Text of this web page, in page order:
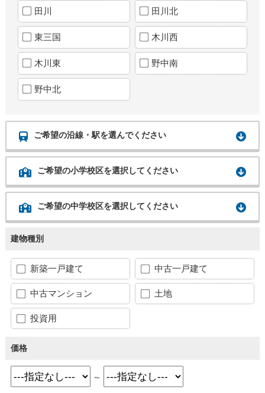
田川 田川北
東三国 木川西
木川東 野中南
野中北
ご希望の沿線・駅を選んでください
ご希望の小学校区を選択してください
ご希望の中学校区を選択してください
建物種別
新築一戸建て 中古一戸建て
中古マンション 土地
投資用
価格
～